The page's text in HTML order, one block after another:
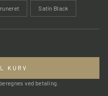
Satin Black
KURV
ved betaling.